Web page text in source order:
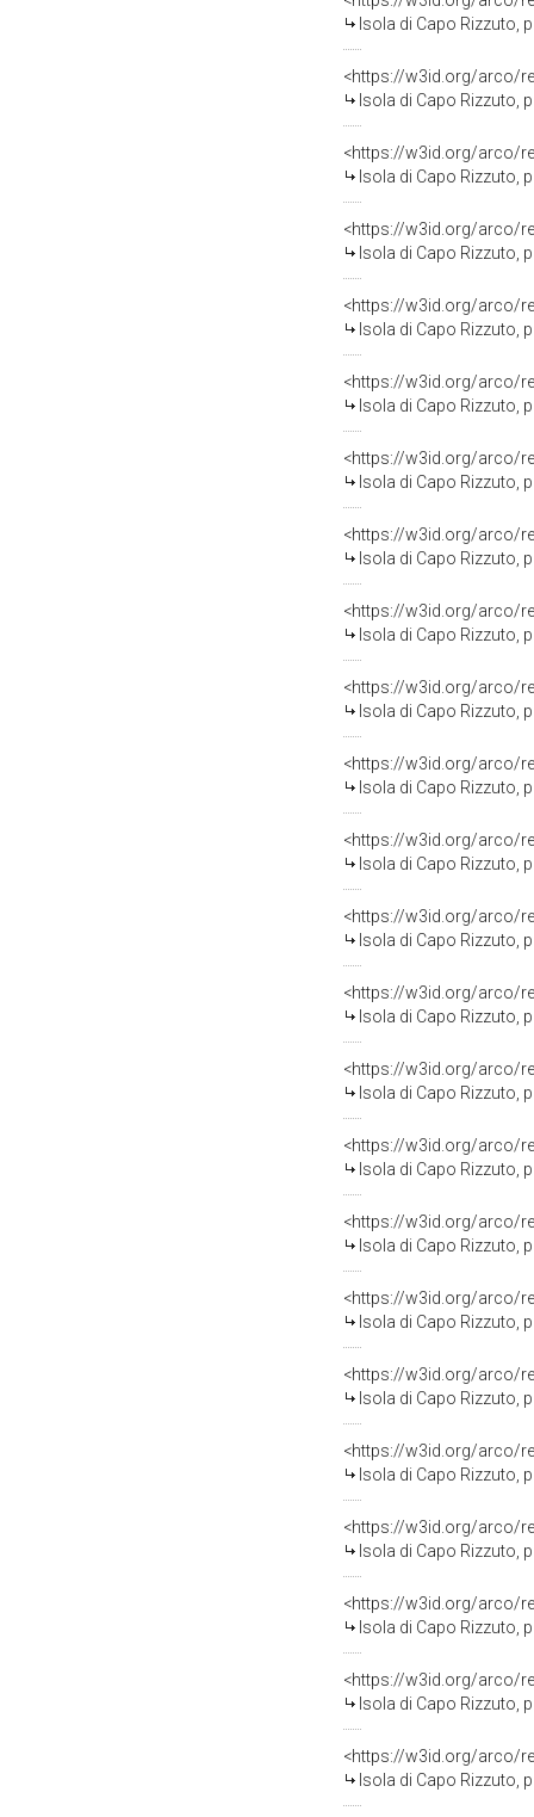
Isola di Capo Rizzuto, progetto
<https://w3id.org/arco/
Isola di Capo Rizzuto, progetto
<https://w3id.org/arco/
Isola di Capo Rizzuto, progetto NATO
<https://w3id.org/arco/
Isola di Capo Rizzuto, progetto
<https://w3id.org/arco/
Isola di Capo Rizzuto, progetto
<https://w3id.org/arco/
Isola di Capo Rizzuto, progetto
<https://w3id.org/arco/
Isola di Capo Rizzuto,
<https://w3id.org/arco/
Isola di Capo Rizzuto, progetto
<https://w3id.org/arco/
Isola di Capo Rizzuto, progetto
<https://w3id.org/arco/
Isola di Capo Rizzuto, progetto
<https://w3id.org/arco/
Isola di Capo Rizzuto, progetto
<https://w3id.org/arco/
Isola di Capo Rizzuto, progetto
<https://w3id.org/arco/
Isola di Capo Rizzuto, progetto
<https://w3id.org/arco/
Isola di Capo Rizzuto, progetto NATO
<https://w3id.org/arco/
Isola di Capo Rizzuto, progetto NATO
<https://w3id.org/arco/
Isola di Capo Rizzuto, progetto
<https://w3id.org/arco/
Isola di Capo Rizzuto, progetto
<https://w3id.org/arco/
Isola di Capo Rizzuto, progetto
<https://w3id.org/arco/
Isola di Capo Rizzuto, progetto
<https://w3id.org/arco/
Isola di Capo Rizzuto, progetto
<https://w3id.org/arco/
Isola di Capo Rizzuto, progetto NATO
<https://w3id.org/arco/
Isola di Capo Rizzuto, progetto
<https://w3id.org/arco/
Isola di Capo Rizzuto, progetto
<https://w3id.org/arco/
Isola di Capo Rizzuto, progetto